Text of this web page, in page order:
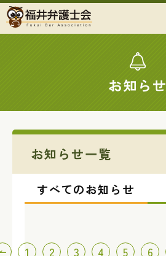
お知らせ
お知らせ一覧
すべてのお知らせ
1 2 3 4 5 6